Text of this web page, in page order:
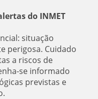
do INMET
situação
perigosa. Cuidado
a riscos de
se informado
previstas e